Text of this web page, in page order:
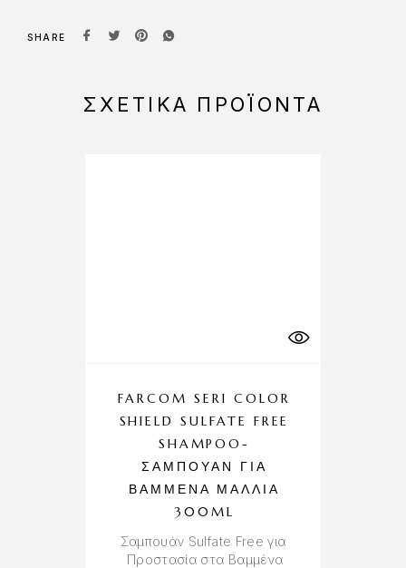
SHARE
ΣΧΕΤΙΚΆ ΠΡΟΪΌΝΤΑ
FARCOM SERI COLOR
SHIELD SULFATE FREE
SHAMPOO-
ΣΑΜΠΟΥΆΝ ΓΙΑ
ΒΑΜΜΈΝΑ ΜΑΛΛΙΆ
300ML
Σαμπουάν Sulfate Free για
Προστασία στα Βαμμένα